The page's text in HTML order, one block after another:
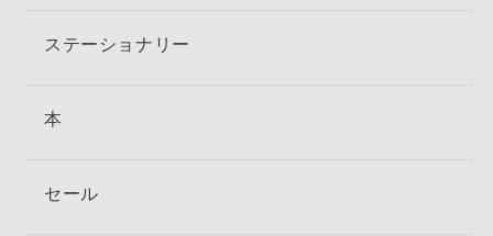
ステーショナリー
本
セール